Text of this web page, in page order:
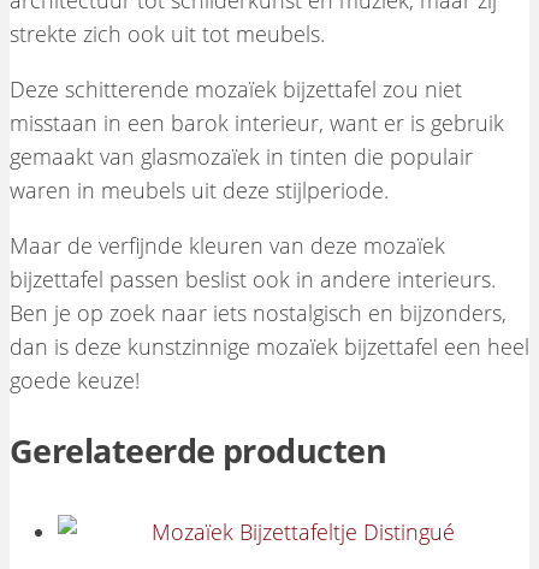
strekte zich ook uit tot meubels.
Deze schitterende mozaïek bijzettafel zou niet
misstaan in een barok interieur, want er is gebruik
gemaakt van glasmozaïek in tinten die populair
waren in meubels uit deze stijlperiode.
Maar de verfijnde kleuren van deze mozaïek
bijzettafel passen beslist ook in andere interieurs.
Ben je op zoek naar iets nostalgisch en bijzonders,
dan is deze kunstzinnige mozaïek bijzettafel een heel
goede keuze!
Gerelateerde producten